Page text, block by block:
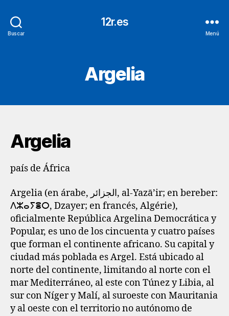
Buscar
12r.es
Menú
Argelia
Argelia
país de África
Argelia (en árabe, الجزائر, al-Yazā’ir; en bereber:
ⴷⵣⴰⵢⴻⵔ, Dzayer; en francés, Algérie),
oficialmente República Argelina Democrática y
Popular, es uno de los cincuenta y cuatro países
que forman el continente africano. Su capital y
ciudad más poblada es Argel. Está ubicado al
norte del continente, limitando al norte con el
mar Mediterráneo, al este con Túnez y Libia, al
sur con Níger y Malí, al suroeste con Mauritania
y al oeste con el territorio no autónomo de